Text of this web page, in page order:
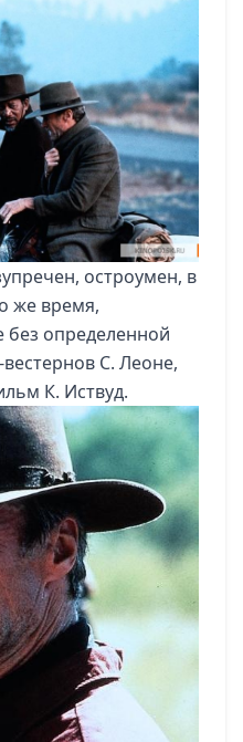
остроумен, в
же время,
без определенной
С. Леоне,
К. Иствуд.